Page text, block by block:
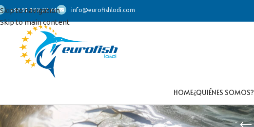
Skip to navigation
Skip to main content
+34 91 192 22 74 info@eurofishlodi.com
HOME¿QUIÉNES SOMOS?